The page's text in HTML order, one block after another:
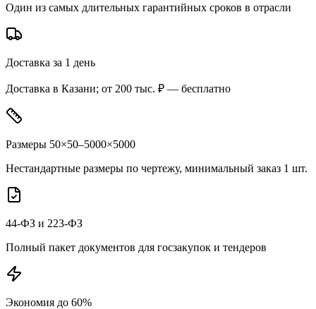
Один из самых длительных гарантийных сроков в отрасли
Доставка за 1 день
Доставка в Казани; от 200 тыс. ₽ — бесплатно
Размеры 50×50–5000×5000
Нестандартные размеры по чертежу, минимальный заказ 1 шт.
44-ФЗ и 223-ФЗ
Полный пакет документов для госзакупок и тендеров
Экономия до 60%